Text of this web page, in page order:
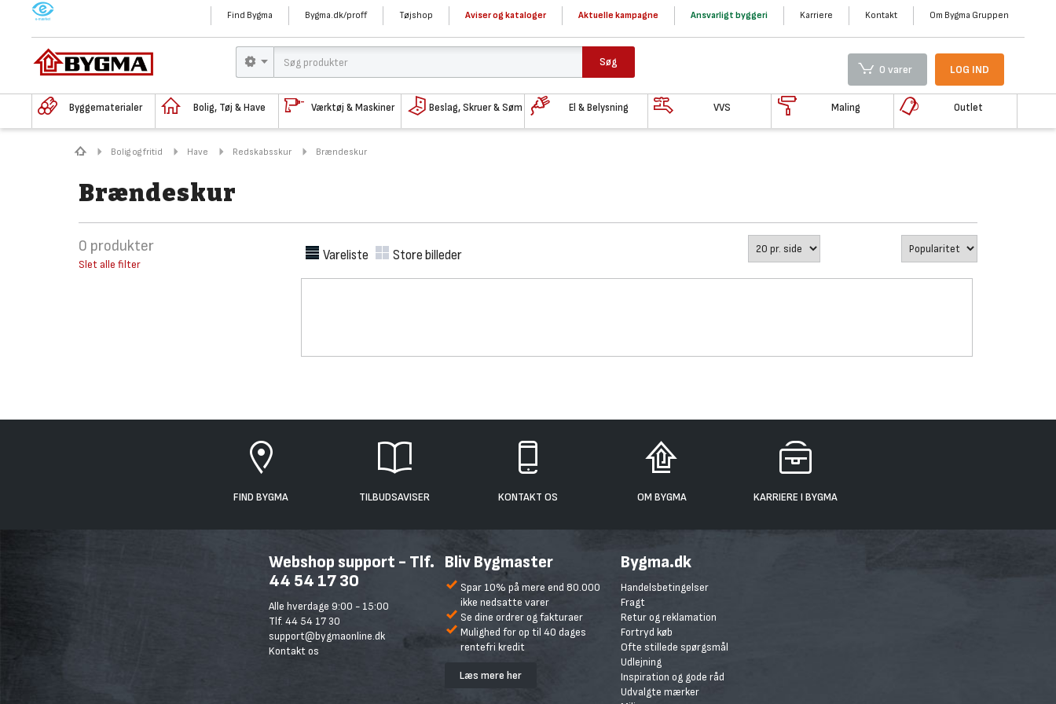
M Find Bygma Bygma.dk/proff Tøjshop Aviser og kataloger Aktuelle kampagne Ansvarligt byggeri Karriere Kontakt Om Bygma Gruppen
Søg
0 varer LOG IND
Byggematerialer Bolig, Tøj & Have Værktøj & Maskiner Beslag, Skruer & Søm El & Belysning VVS Maling Outlet
Bolig og fritid Have Redskabsskur Brændeskur
Brændeskur
0 produkter
Slet alle filter
Vareliste Store billeder
FIND BYGMA TILBUDSAVISER KONTAKT OS OM BYGMA KARRIERE I BYGMA
Webshop support - Tlf.
44 54 17 30
Alle hverdage 9:00 - 15:00
Tlf. 44 54 17 30
support@bygmaonline.dk
Kontakt os
Bliv Bygmaster
Spar 10% på mere end 80.000
ikke nedsatte varer
Se dine ordrer og fakturaer
Mulighed for op til 40 dages
rentefri kredit
Læs mere her
Bygma.dk
Handelsbetingelser
Fragt
Retur og reklamation
Fortryd køb
Ofte stillede spørgsmål
Udlejning
Inspiration og gode råd
Udvalgte mærker